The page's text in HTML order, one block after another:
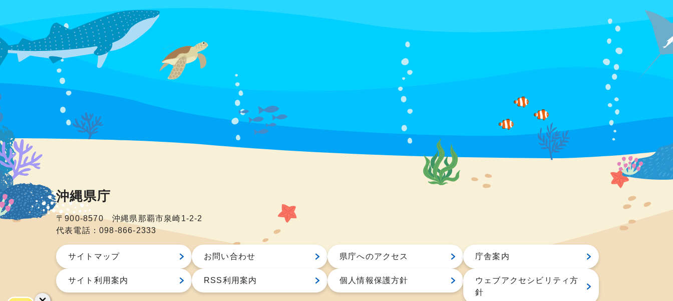
沖縄県庁
〒900-8570 沖縄県那覇市泉崎1-2-2
代表電話：098-866-2333
サイトマップ お問い合わせ 県庁へのアクセス 庁舎案内
サイト利用案内 RSS利用案内 個人情報保護方針
ウェブアクセシビリティ方
針